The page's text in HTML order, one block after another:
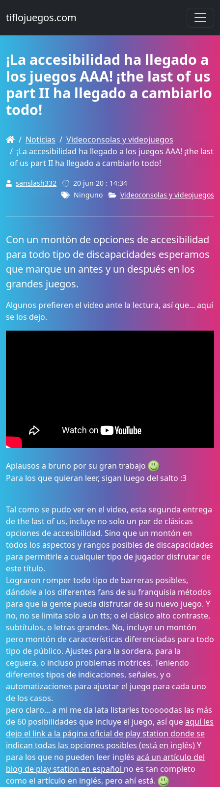
tiflojuegos.com
¡La accesibilidad ha llegado a
los juegos AAA! ¡the last of us
part II ha llegado a cambiarlo
todo!
Noticias
Videoconsolas y videojuegos
¡La accesibilidad ha llegado a los juegos AAA! ¡the last
of us part II ha llegado a cambiarlo todo!
sanslash332
20 jun 20 : 14:34
Ninguno
Videoconsolas y videojuegos
Con un montón de opciones de accesibilidad
para todo tipo de discapacidades esperamos
que marque un antes y un después en los
grandes juegos.
Algunos prefieren el video ante la lectura, así que... aquí
se los dejo.
Aplausos a bruno por su gran trabajo
Para los que quieran leer, sigan luego del salto :3
Tal como se pudo ver en el video, esta segunda entrega
de the last of us, incluye no solo un par de clásicas
opciones de accesibilidad. Sino que un montón en
todos los aspectos y rangos posibles de discapacidades
para permitirle a cualquier tipo de jugador disfrutar de
este título.
Lograron romper todo tipo de barreras posibles,
dándole a los diferentes fans de su franquisia métodos
para que la gente pueda disfrutar de su nuevo juego. Y
no, no se limita solo a un tts; o el clásico alto contraste,
subtítulos, o letras grandes. No, incluye un montón
pero montón de características diferenciadas para todo
tipo de público. Ajustes para la sordera, para la
ceguera, o incluso problemas motrices. Teniendo
diferentes tipos de indicaciones, señales, y o
automatizaciones para ajustar el juego para cada uno
de los casos.
pero claro... a mi me da lata listarles tooooodas las más
de 60 posibilidades que incluye el juego, así queaquí les
dejo el link a la página oficial de play station donde se
indican todas las opciones posibles (está en inglés)Y
para los que no pueden leer inglés acá un artículo del
blog de play station en español no es tan completo
como el artículo en inglés, pero ahí está.